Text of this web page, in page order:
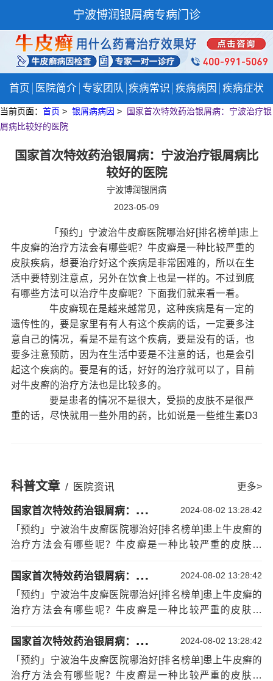
宁波博润银屑病专病门诊
首页 医院简介 专家团队 疾病常识 疾病病因 疾病症状
当前页面： 首页 > 银屑病病因 >
国家首次特效药治银屑病：宁波治疗银
屑病比较好的医院
国家首次特效药治银屑病：宁波治疗银屑病比
较好的医院
宁波博润银屑病
2023-05-09
「预约」宁波治牛皮癣医院哪治好[排名榜单]患上
牛皮癣的治疗方法会有哪些呢？牛皮癣是一种比较严重的
皮肤疾病，想要治疗好这个疾病是非常困难的，所以在生
活中要特别注意点，另外在饮食上也是一样的。不过到底
有哪些方法可以治疗牛皮癣呢？下面我们就来看一看。
牛皮癣现在是越来越常见，这种疾病是有一定的
遗传性的，要是家里有有人有这个疾病的话，一定要多注
意自己的情况，看是不是有这个疾病，要是没有的话，也
要多注意预防，因为在生活中要是不注意的话，也是会引
起这个疾病的。要是有的话，好好的治疗就可以了，目前
对牛皮癣的治疗方法也是比较多的。
要是患者的情况不是很大，受损的皮肤不是很严
重的话，尽快就用一些外用的药，比如说是一些维生素D3
素方面的药物，或者是一些维A酸类方面的药物
疗银屑病的医院，用了这些药的话，这个期间一定要多注
意休息，不要晒太阳，一些辛辣的食物不要吃，要是吃的
话，会导致自己的情况加重的。
我们的患者也是可以通过一些物理治疗的方式来
疗的，但是一般通过以上的方面没有什么太大效果时才会
用这个治疗方法的。
「预约」宁波治牛皮癣医院哪治好[排名榜单]患上
牛皮癣的治疗方法会有哪些呢？宁波牛皮癣医院指出：在
就能好的，但是在治疗的期间一定要多注意自己的情况，
要是有什么不舒服的情况，一定要及时的去医院，不过在
治疗的期间一定要多注意饮食，不要吃辛辣的食物。
科普文章 / 医院资讯 更多>
国
家首次特效药治银屑病：宁波治疗银屑病比较好的医院 2024-08-02 13:28:42
「预约」宁波治牛皮癣医院哪治好[排名榜单]患上牛皮癣的
治疗方法会有哪些呢？牛皮癣是一种比较严重的皮肤疾
特别注意点，另外在饮食上也是一样的。不过到底有哪些
方法可以治疗牛皮癣呢？下面我们就来看一看。牛皮癣现
在是越来越常见，这种疾病是有一定的遗传性的，要是家
是不是有这个疾病，要是没有的话，也要多注意[详情]
国
家首次特效药治银屑病：宁波治疗银屑病比较好的医院 2024-08-02 13:28:42
「预约」宁波治牛皮癣医院哪治好[排名榜单]患上牛皮癣的
治疗方法会有哪些呢？牛皮癣是一种比较严重的皮肤疾
特别注意点，另外在饮食上也是一样的。不过到底有哪些
方法可以治疗牛皮癣呢？下面我们就来看一看。牛皮癣现
在是越来越常见，这种疾病是有一定的遗传性的，要是家
国
家首次特效药治银屑病：宁波治疗银屑病比较好的医院 2024-08-02 13:28:42
「预约」宁波治牛皮癣医院哪治好[排名榜单]患上牛皮癣的
治疗方法会有哪些呢？牛皮癣是一种比较严重的皮肤疾